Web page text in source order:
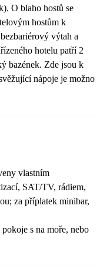
O blaho hostů se
hostům k
výtah a
hotelu patří 2
bazének. Zde jsou k
nápoje je možno
vlastním
SAT/TV, rádiem,
za příplatek minibar,
s na moře, nebo